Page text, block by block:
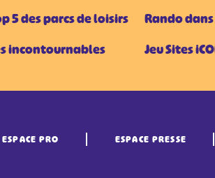
5 des parcs de loisirs
incontournables
Rando
Jeu Sites
ESPACE PRO ESPACE PRESSE